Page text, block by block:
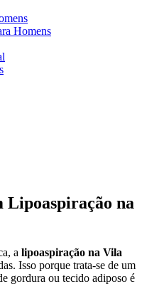
Homens
Lipoaspiração na
a lipoaspiração na Vila
Isso porque trata-se de um
gordura ou tecido adiposo é